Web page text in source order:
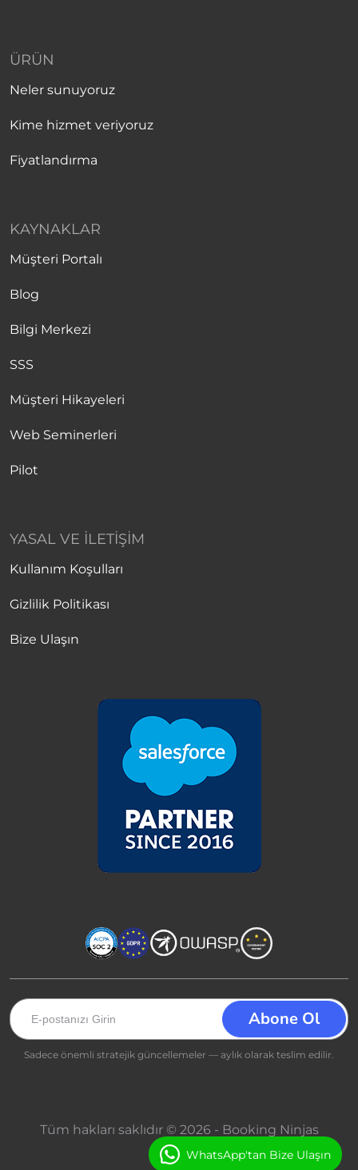
ÜRÜN
Neler sunuyoruz
Kime hizmet veriyoruz
Fiyatlandırma
KAYNAKLAR
Müşteri Portalı
Blog
Bilgi Merkezi
SSS
Müşteri Hikayeleri
Web Seminerleri
Pilot
YASAL VE İLETIŞIM
Kullanım Koşulları
Gizlilik Politikası
Bize Ulaşın
Sadece önemli stratejik güncellemeler — aylık olarak teslim edilir.
Tüm hakları saklıdır © 2026 - Booking Ninjas
WhatsApp'tan Bize Ulaşın